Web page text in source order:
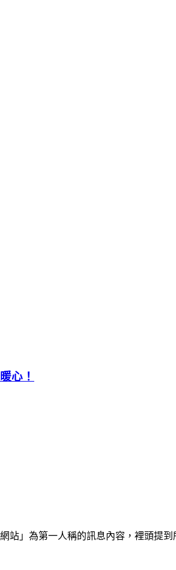
心！
站」為第一人稱的訊息內容，裡頭